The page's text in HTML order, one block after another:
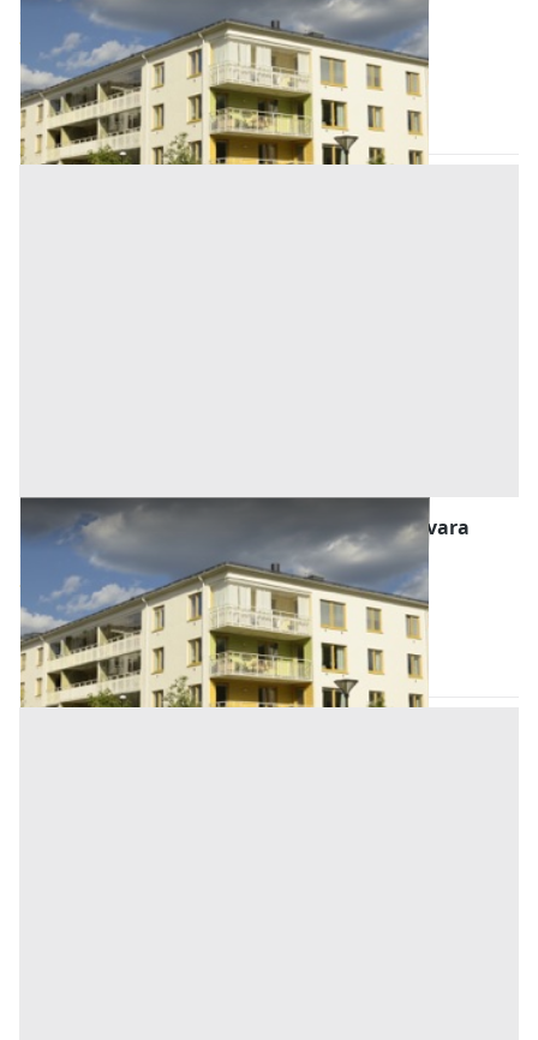
Suno (Novara)
Offerta minima
22.500 € 30.000 €
Codice asta:AI1434622
Asta chiusa
Abitazione di Tipo Economico all'asta a Novara
Suno (Novara)
Offerta minima
22.500 € 30.000 €
Codice asta: AI1379078
Asta chiusa